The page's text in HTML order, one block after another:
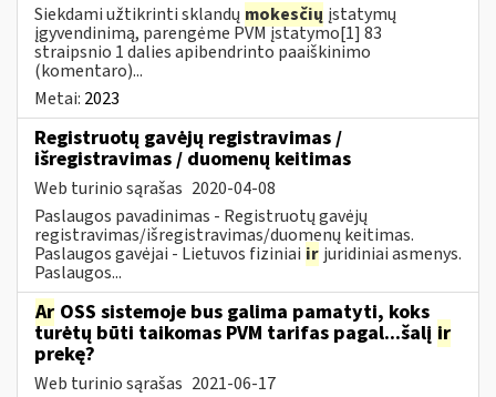
Siekdami užtikrinti sklandų mokesčių įstatymų
įgyvendinimą, parengėme PVM įstatymo[1] 83
straipsnio 1 dalies apibendrinto paaiškinimo
(komentaro)...
Metai: 2023
Registruotų gavėjų registravimas /
išregistravimas / duomenų keitimas
Web turinio sąrašas 2020-04-08
Paslaugos pavadinimas - Registruotų gavėjų
registravimas/išregistravimas/duomenų keitimas.
Paslaugos gavėjai - Lietuvos fiziniai ir juridiniai asmenys.
Paslaugos...
Ar OSS sistemoje bus galima pamatyti, koks
turėtų būti taikomas PVM tarifas pagal...šalį ir
prekę?
Web turinio sąrašas 2021-06-17